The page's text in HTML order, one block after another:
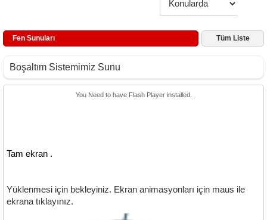
Fen Sunuları Tüm Liste
Boşaltım Sistemimiz Sunu
You Need to have Flash Player installed.
Tam ekran .
Yüklenmesi için bekleyiniz. Ekran animasyonları için maus ile
ekrana tıklayınız.